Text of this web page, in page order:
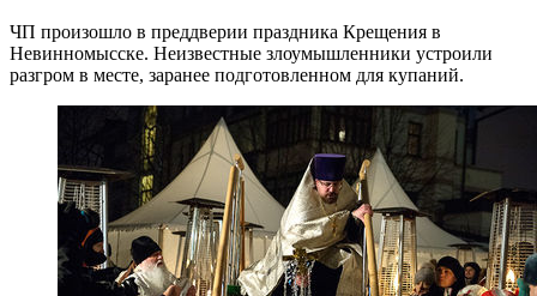
ЧП произошло в преддверии праздника Крещения в
Невинномысске. Неизвестные злоумышленники устроили
разгром в месте, заранее подготовленном для купаний.